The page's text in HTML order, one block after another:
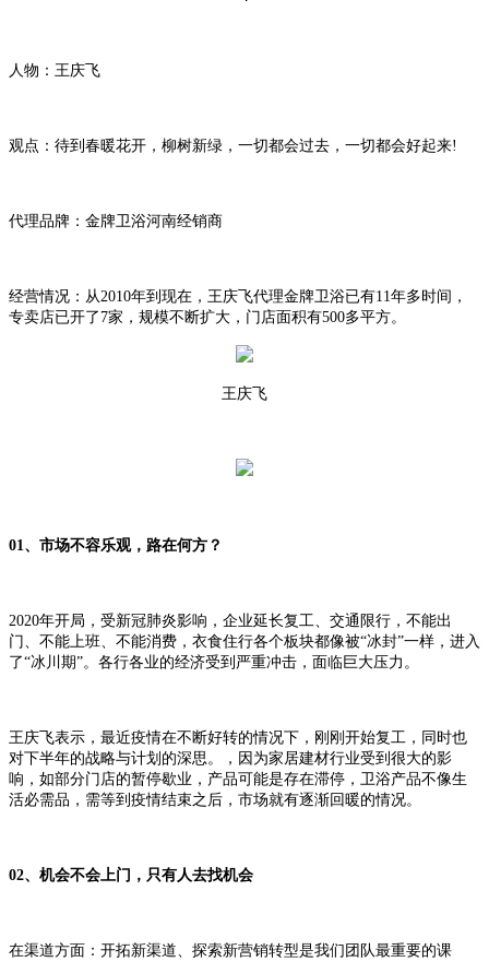
人物 ：王庆飞
观点：待到春暖花开，柳树新绿，一切都会过去，一切都会好起来!
代理品牌：金牌卫浴河南经销商
经营情况：从2010年到现在，王庆飞代理金牌卫浴已有11年多时间，
专卖店已开了7家，规模不断扩大，门店面积有500多平方。
王庆飞
01、市场不容乐观，路在何方？
2020年开局，受新冠肺炎影响，企业延长复工、交通限行，不能出
门、不能上班、不能消费，衣食住行各个板块都像被“冰封”一样，进入
了“冰川期”。各行各业的经济受到严重冲击，面临巨大压力。
王庆飞表示，最近疫情在不断好转的情况下，刚刚开始复工，同时也
对下半年的战略与计划的深思。，因为家居建材行业受到很大的影
响，如部分门店的暂停歇业，产品可能是存在滞停，卫浴产品不像生
活必需品，需等到疫情结束之后，市场就有逐渐回暖的情况。
02、机会不会上门，只有人去找机会
在渠道方面：开拓新渠道、探索新营销转型是我们团队最重要的课